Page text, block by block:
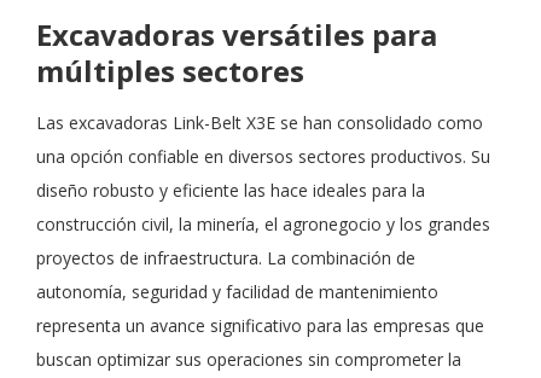
Excavadoras versátiles para
múltiples sectores
Las excavadoras Link-Belt X3E se han consolidado como
una opción confiable en diversos sectores productivos. Su
diseño robusto y eficiente las hace ideales para la
construcción civil, la minería, el agronegocio y los grandes
proyectos de infraestructura. La combinación de
autonomía, seguridad y facilidad de mantenimiento
representa un avance significativo para las empresas que
buscan optimizar sus operaciones sin comprometer la